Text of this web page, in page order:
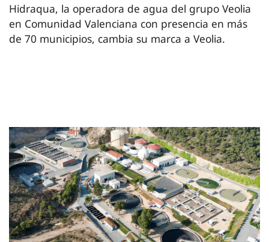
Hidraqua, la operadora de agua del grupo Veolia
en Comunidad Valenciana con presencia en más
de 70 municipios, cambia su marca a Veolia.